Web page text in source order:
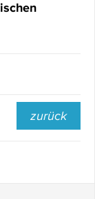
zurück